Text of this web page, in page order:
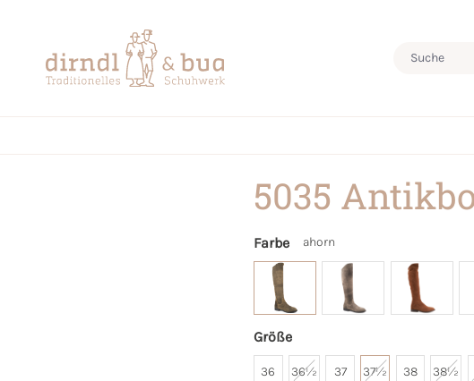
5035
Farbe ahorn
Größe
36 36½ 37 37½ 38 38½